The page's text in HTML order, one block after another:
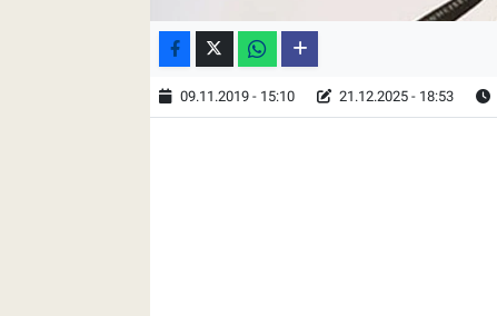
09.11.2019 - 15:10 21.12.2025 - 18:53